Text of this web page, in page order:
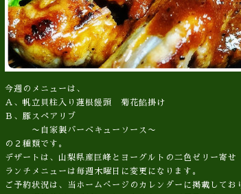
今週のメニューは、
Ａ、帆立貝柱入り蓮根饅頭 菊花餡掛け
Ｂ、豚スペアリブ
〜自家製バーベキューソース〜
の２種類です。
デザートは、山梨県産巨峰とヨーグルトの二色ゼリー寄せ
ランチメニューは毎週木曜日に変更になります。
ご予約状況は、当ホームぺージのカレンダーに掲載して